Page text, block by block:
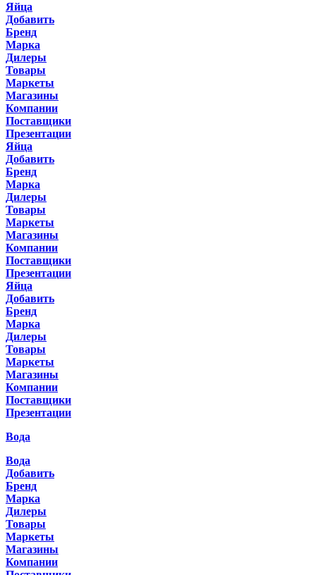
Яйца
Добавить
Бренд
Марка
Дилеры
Товары
Маркеты
Магазины
Компании
Поставщики
Презентации
Яйца
Добавить
Бренд
Марка
Дилеры
Товары
Маркеты
Магазины
Компании
Поставщики
Презентации
Яйца
Добавить
Бренд
Марка
Дилеры
Товары
Маркеты
Магазины
Компании
Поставщики
Презентации
Вода
Вода
Добавить
Бренд
Марка
Дилеры
Товары
Маркеты
Магазины
Компании